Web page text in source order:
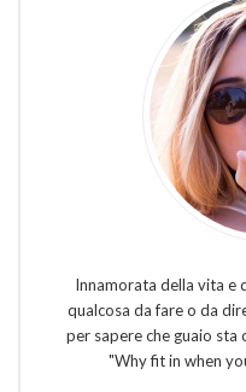
Innamorata della vita e
qualcosa da fare o da
per sapere che guaio
"Why fit in when